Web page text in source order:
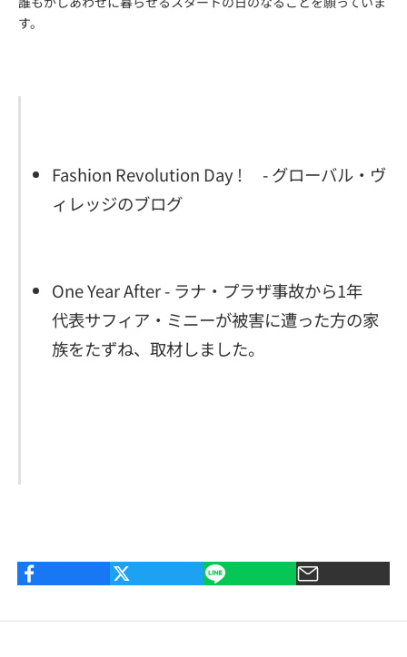
す。
Fashion Revolution Day ! - グローバル・ヴ
ィレッジのブログ
One Year After - ラナ・プラザ事故から1年
代表サフィア・ミニーが被害に遭った方の家
族をたずね、取材しました。